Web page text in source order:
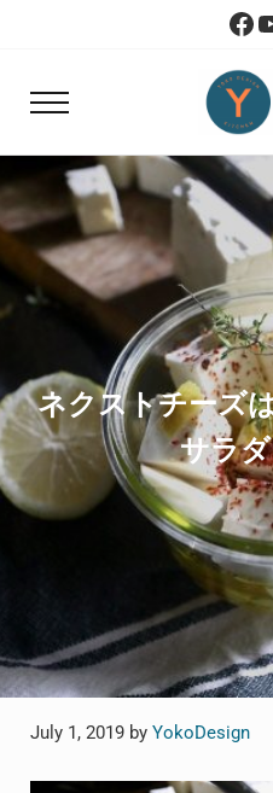
Skip to header right
Menu
Yoko
ネクストチーズ
サラ
July 1, 2019 by YokoDesign